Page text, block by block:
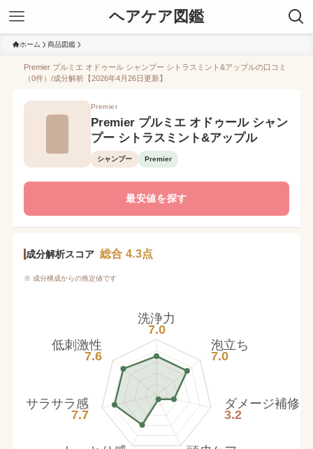
ヘアケア図鑑
ホーム 商品図鑑
Premier プルミエ オドゥール シャンプー シトラスミント&アップルの口コミ
（0件）/成分解析【2026年4月26日更新】
Premier
Premier プルミエ オドゥール シャン
プー シトラスミント&アップル
シャンプー Premier
最安値を探す
成分解析スコア 総合 4.3点
※ 成分構成からの推定値です
洗浄力
7.0
泡立ち
7.0
ダメージ補修
3.2
サラサラ感
7.7
低刺激性
7.6